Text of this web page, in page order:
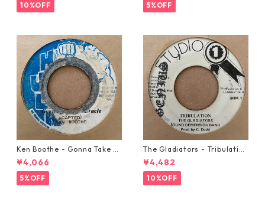
10%OFF 5%OFF
Ken Boothe - Gonna Take A
Miracle【7-21362】
¥4,066
5%OFF
The Gladiators - Tribulation
【7-21365】
¥4,482
10%OFF